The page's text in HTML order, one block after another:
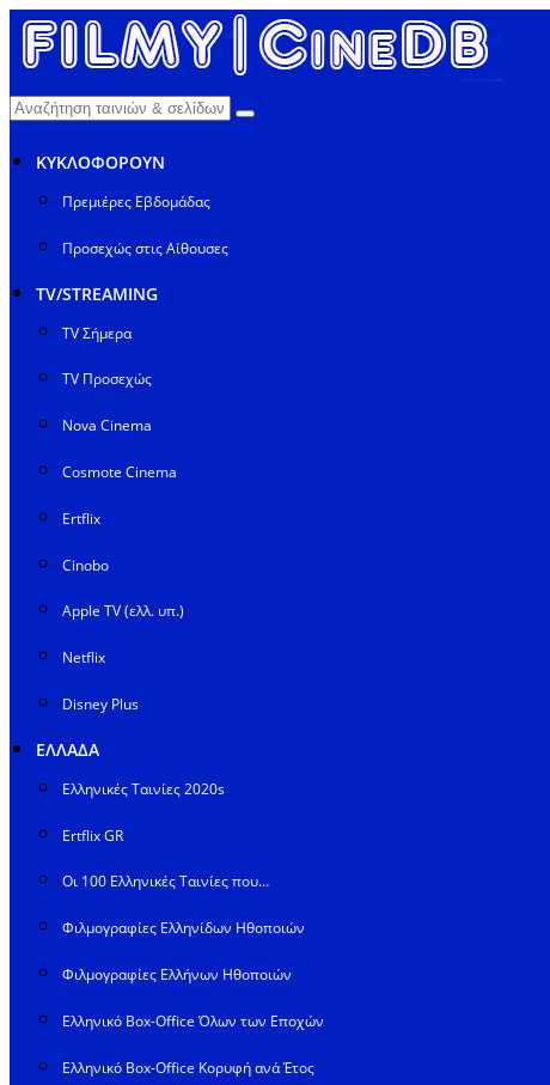
ΚΥΚΛΟΦΟΡΟΥΝ
Πρεμιέρες Εβδομάδας
Προσεχώς στις Αίθουσες
TV/STREAMING
TV Σήμερα
TV Προσεχώς
Nova Cinema
Cosmote Cinema
Ertflix
Cinobo
Apple TV (ελλ. υπ.)
Netflix
Disney Plus
ΕΛΛΑΔΑ
Ελληνικές Ταινίες 2020s
Ertflix GR
Οι 100 Ελληνικές Ταινίες που…
Φιλμογραφίες Ελληνίδων Ηθοποιών
Φιλμογραφίες Ελλήνων Ηθοποιών
Ελληνικό Box-Office Όλων των Εποχών
Ελληνικό Box-Office Κορυφή ανά Έτος